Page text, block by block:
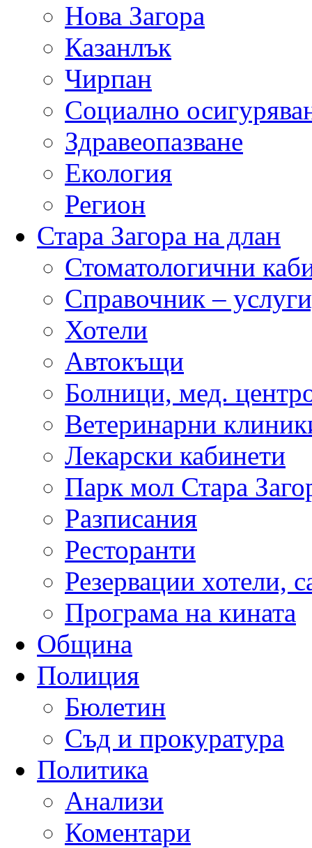
Нова Загора
Казанлък
Чирпан
Социално
Здравеопазване
Екология
Регион
Стара Загора на длан
Стоматологични
Справочник –
Хотели
Автокъщи
Болници, мед.
Ветеринарни
Лекарски кабинети
Парк мол Стара
Разписания
Ресторанти
Резервации хотели,
Програма на кината
Община
Полиция
Бюлетин
Съд и прокуратура
Политика
Анализи
Коментари